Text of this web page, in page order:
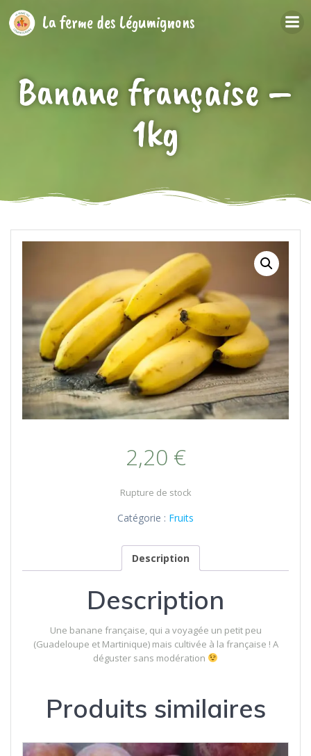
au
contenu
La ferme des Légumignons
Banane française –
1kg
2,20 €
Rupture de stock
Catégorie : Fruits
Description
Description
Une banane française, qui a voyagée un petit peu
(Guadeloupe et Martinique) mais cultivée à la française ! A
déguster sans modération
Produits similaires